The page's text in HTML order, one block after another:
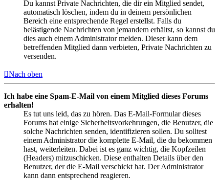
Du kannst Private Nachrichten, die dir ein Mitglied sendet,
automatisch löschen, indem du in deinem persönlichen
Bereich eine entsprechende Regel erstellst. Falls du
belästigende Nachrichten von jemandem erhältst, so kannst du
dies auch einem Administrator melden. Dieser kann dem
betreffenden Mitglied dann verbieten, Private Nachrichten zu
versenden.
Nach oben
Ich habe eine Spam-E-Mail von einem Mitglied dieses Forums
erhalten!
Es tut uns leid, das zu hören. Das E-Mail-Formular dieses
Forums hat einige Sicherheitsvorkehrungen, die Benutzer, die
solche Nachrichten senden, identifizieren sollen. Du solltest
einem Administrator die komplette E-Mail, die du bekommen
hast, weiterleiten. Dabei ist es ganz wichtig, die Kopfzeilen
(Headers) mitzuschicken. Diese enthalten Details über den
Benutzer, der die E-Mail verschickt hat. Der Administrator
kann dann entsprechend reagieren.